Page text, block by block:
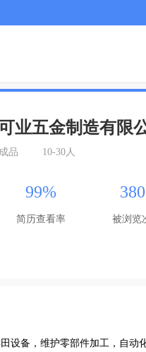
业五金制造有限
品 10-30人
99%
简历查看率 被浏览
设备，维护零部件加工，自动